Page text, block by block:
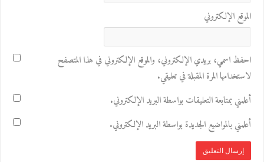
الموقع الإلكتروني
احفظ اسمي، بريدي الإلكتروني، والموقع الإلكتروني في هذا المتصفح
لاستخدامها المرة المقبلة في تعليقي.
أعلمني بمتابعة التعليقات بواسطة البريد الإلكتروني.
أعلمني بالمواضيع الجديدة بواسطة البريد الإلكتروني.